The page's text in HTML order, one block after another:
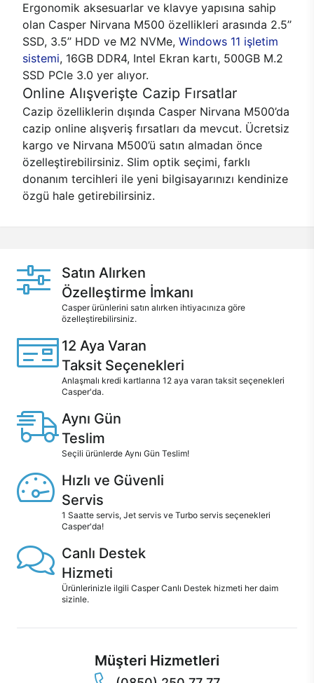
Ergonomik aksesuarlar ve klavye yapısına sahip
olan Casper Nirvana M500 özellikleri arasında 2.5’’
SSD, 3.5’’ HDD ve M2 NVMe, Windows 11 işletim
sistemi, 16GB DDR4, Intel Ekran kartı, 500GB M.2
SSD PCle 3.0 yer alıyor.
Online Alışverişte Cazip Fırsatlar
Cazip özelliklerin dışında Casper Nirvana M500’da
cazip online alışveriş fırsatları da mevcut. Ücretsiz
kargo ve Nirvana M500’ü satın almadan önce
özelleştirebilirsiniz. Slim optik seçimi, farklı
donanım tercihleri ile yeni bilgisayarınızı kendinize
özgü hale getirebilirsiniz.
Satın Alırken
Özelleştirme İmkanı
Casper ürünlerini satın alırken ihtiyacınıza göre
özelleştirebilirsiniz.
12 Aya Varan
Taksit Seçenekleri
Anlaşmalı kredi kartlarına 12 aya varan taksit seçenekleri
Casper'da.
Aynı Gün
Teslim
Seçili ürünlerde Aynı Gün Teslim!
Hızlı ve Güvenli
Servis
1 Saatte servis, Jet servis ve Turbo servis seçenekleri
Casper'da!
Canlı Destek
Hizmeti
Ürünlerinizle ilgili Casper Canlı Destek hizmeti her daim
sizinle.
Müşteri Hizmetleri